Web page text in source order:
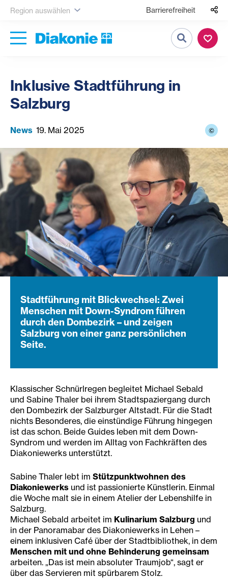
Region auswählen Barrierefreiheit
Suche
Inklusive Stadtführung in
Salzburg
News 19. Mai 2025 ©
Stadtführung mit Blickwechsel: Zwei
Menschen mit Down-Syndrom führen
durch den Dombezirk – und zeigen
Salzburg von einer ganz persönlichen
Seite.
Klassischer Schnürlregen begleitet Michael Sebald
und Sabine Thaler bei ihrem Stadtspaziergang durch
den Dombezirk der Salzburger Altstadt. Für die Stadt
nichts Besonderes, die einstündige Führung hingegen
ist das schon. Beide Guides leben mit dem Down-
Syndrom und werden im Alltag von Fachkräften des
Diakoniewerks unterstützt.
Sabine Thaler lebt im Stützpunktwohnen des
Diakoniewerks und ist passionierte Künstlerin. Einmal
die Woche malt sie in einem Atelier der Lebenshilfe in
Salzburg.
Michael Sebald arbeitet im Kulinarium Salzburg und
in der Panoramabar des Diakoniewerks in Lehen –
einem inklusiven Café über der Stadtbibliothek, in dem
Menschen mit und ohne Behinderung gemeinsam
arbeiten. „Das ist mein absoluter Traumjob“, sagt er
über das Servieren mit spürbarem Stolz.